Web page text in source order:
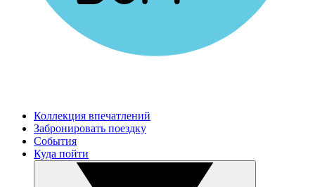
Коллекция впечатлений
Забронировать поездку
События
Куда пойти